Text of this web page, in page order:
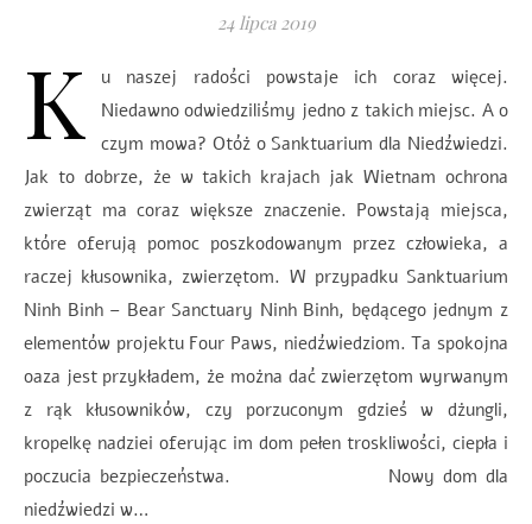
24 lipca 2019
K
u naszej radości powstaje ich coraz więcej.
Niedawno odwiedziliśmy jedno z takich miejsc. A o
czym mowa? Otóż o Sanktuarium dla Niedźwiedzi.
Jak to dobrze, że w takich krajach jak Wietnam ochrona
zwierząt ma coraz większe znaczenie. Powstają miejsca,
które oferują pomoc poszkodowanym przez człowieka, a
raczej kłusownika, zwierzętom. W przypadku Sanktuarium
Ninh Binh – Bear Sanctuary Ninh Binh, będącego jednym z
elementów projektu Four Paws, niedźwiedziom. Ta spokojna
oaza jest przykładem, że można dać zwierzętom wyrwanym
z rąk kłusowników, czy porzuconym gdzieś w dżungli,
kropelkę nadziei oferując im dom pełen troskliwości, ciepła i
poczucia bezpieczeństwa. Nowy dom dla
niedźwiedzi w…